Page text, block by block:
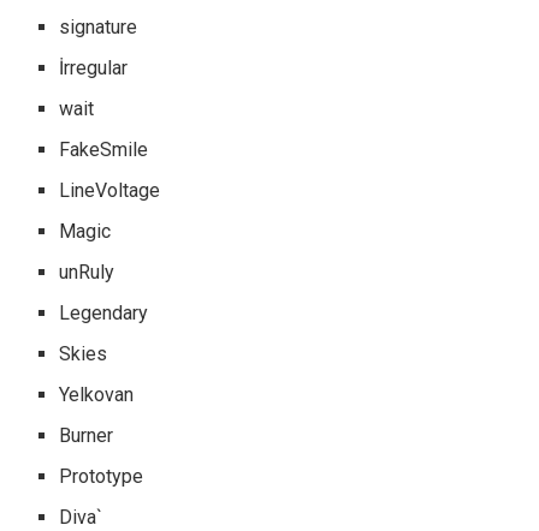
signature
İrregular
wait
FakeSmile
LineVoltage
Magic
unRuly
Legendary
Skies
Yelkovan
Burner
Prototype
Diva`